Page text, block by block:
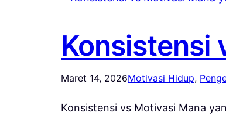
Konsistensi
Maret 14, 2026Motivasi Hidup,
Konsistensi vs Motivasi Mana